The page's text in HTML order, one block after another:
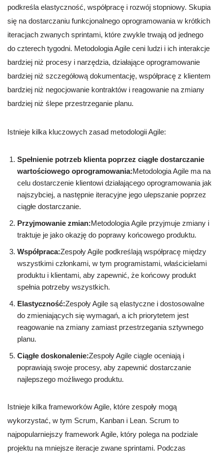
podkreśla elastyczność, współpracę i rozwój stopniowy. Skupia
się na dostarczaniu funkcjonalnego oprogramowania w krótkich
iteracjach zwanych sprintami, które zwykle trwają od jednego
do czterech tygodni. Metodologia Agile ceni ludzi i ich interakcje
bardziej niż procesy i narzędzia, działające oprogramowanie
bardziej niż szczegółową dokumentację, współpracę z klientem
bardziej niż negocjowanie kontraktów i reagowanie na zmiany
bardziej niż ślepe przestrzeganie planu.
Istnieje kilka kluczowych zasad metodologii Agile:
Spełnienie potrzeb klienta poprzez ciągłe dostarczanie
wartościowego oprogramowania:Metodologia Agile ma na
celu dostarczenie klientowi działającego oprogramowania jak
najszybciej, a następnie iteracyjne jego ulepszanie poprzez
ciągłe dostarczanie.
Przyjmowanie zmian:Metodologia Agile przyjmuje zmiany i
traktuje je jako okazję do poprawy końcowego produktu.
Współpraca:Zespoły Agile podkreślają współpracę między
wszystkimi członkami, w tym programistami, właścicielami
produktu i klientami, aby zapewnić, że końcowy produkt
spełnia potrzeby wszystkich.
Elastyczność:Zespoły Agile są elastyczne i dostosowalne
do zmieniających się wymagań, a ich priorytetem jest
reagowanie na zmiany zamiast przestrzegania sztywnego
planu.
Ciągłe doskonalenie:Zespoły Agile ciągle oceniają i
poprawiają swoje procesy, aby zapewnić dostarczanie
najlepszego możliwego produktu.
Istnieje kilka frameworków Agile, które zespoły mogą
wykorzystać, w tym Scrum, Kanban i Lean. Scrum to
najpopularniejszy framework Agile, który polega na podziale
projektu na mniejsze iteracje zwane sprintami. Podczas